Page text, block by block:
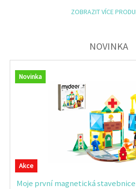
ZOBRAZIT VÍCE
NOVINKA
Novinka
Akce
Moje první magnetická